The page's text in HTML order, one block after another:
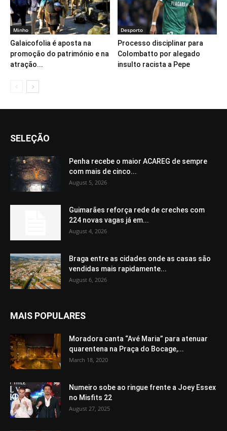
Minho
Galaicofolia é aposta na
promoção do património e na
atração...
Desporto
Processo disciplinar para
Colombatto por alegado
insulto racista a Pepe
SELEÇÃO
Penha recebe o maior ACAREG de sempre
com mais de cinco...
August 5, 2026
Guimarães reforça rede de creches com
224 novas vagas já em...
August 4, 2026
Braga entre as cidades onde as casas são
vendidas mais rapidamente...
August 6, 2026
MAIS POPULARES
Moradora canta “Avé Maria” para atenuar
quarentena na Praça do Bocage,...
March 18, 2020
Numeiro sobe ao ringue frente a Joey Essex
no Misfits 22
August 27, 2025